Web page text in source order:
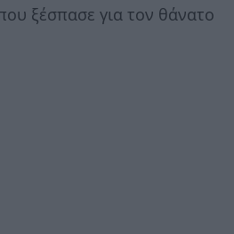
ξέσπασε για τον θάνατο